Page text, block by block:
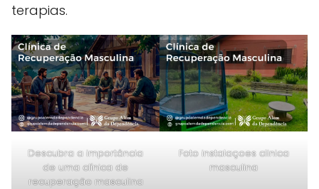
terapias.
Descubra a importância
de uma clínica de
recuperação masculina
Foto instalaçoes clinica
masculina